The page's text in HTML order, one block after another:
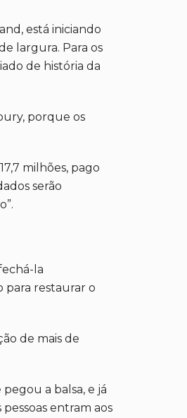
está iniciando
largura. Para os
de história da
porque os
milhões, pago
serão
la
para restaurar o
de mais de
a balsa, e já
entram aos